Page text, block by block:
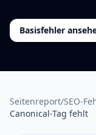
Basisfehler
Seitenreport/SEO-
Canonical-Tag fehlt